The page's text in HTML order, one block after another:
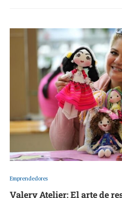
Emprendedores
Valery Atelier: El arte de